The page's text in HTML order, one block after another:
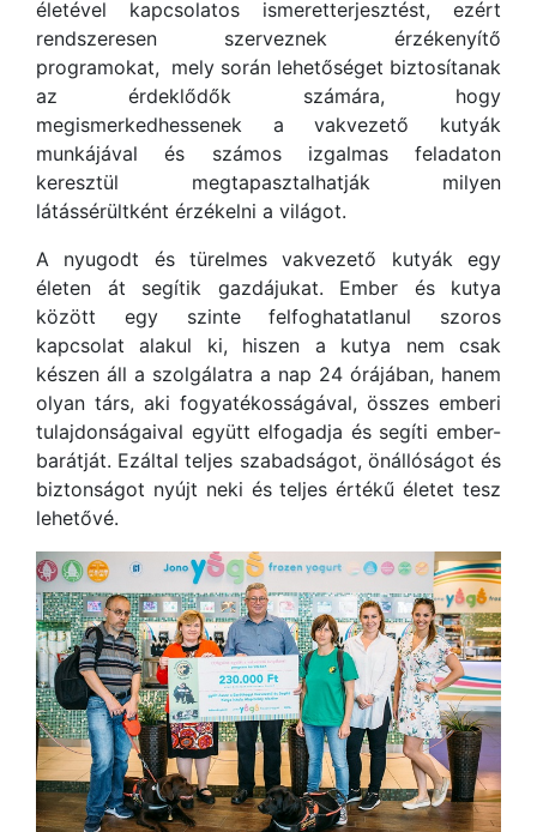
életével kapcsolatos ismeretterjesztést, ezért
rendszeresen szerveznek érzékenyítő
programokat, mely során lehetőséget biztosítanak
az érdeklődők számára, hogy
megismerkedhessenek a vakvezető kutyák
munkájával és számos izgalmas feladaton
keresztül megtapasztalhatják milyen
látássérültként érzékelni a világot.
A nyugodt és türelmes vakvezető kutyák egy
életen át segítik gazdájukat. Ember és kutya
között egy szinte felfoghatatlanul szoros
kapcsolat alakul ki, hiszen a kutya nem csak
készen áll a szolgálatra a nap 24 órájában, hanem
olyan társ, aki fogyatékosságával, összes emberi
tulajdonságaival együtt elfogadja és segíti ember-
barátját. Ezáltal teljes szabadságot, önállóságot és
biztonságot nyújt neki és teljes értékű életet tesz
lehetővé.